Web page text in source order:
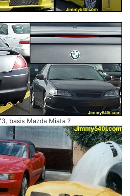
basis Mazda Miata ?